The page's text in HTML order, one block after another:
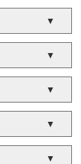
▼
▼
▼
▼
▼